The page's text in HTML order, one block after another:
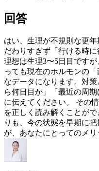
回答
はい、生理が不規則な更年
だわりすぎず「行ける時
理想は生理3〜5日目です
っても現在のホルモンの
なデータになります。対
ら何日目か」「最近の周
に伝えてください。 その
を正しく読み解くことが
りも、今の状態を早期に
が、あなたにとってのメリ